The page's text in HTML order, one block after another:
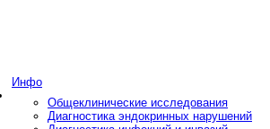
Инфо
Общеклинические исследования
Диагностика эндокринных нарушений